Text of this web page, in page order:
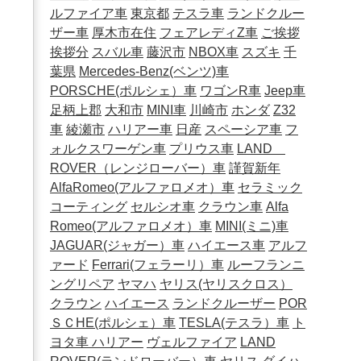
ルファイア車 東京都 テスラ車 ランドクルー
ザー車 厚木市在住 フェアレディZ車 ご挨拶
挨拶分 スバル車 藤沢市 NBOX車 スズキ 千
葉県 Mercedes-Benz(ベンツ)車
PORSCHE(ポルシェ）車 ワゴンR車 Jeep車
足柄上郡 大和市 MINI車 川崎市 ホンダ Z32
車 綾瀬市 ハリアー車 日産 スペーシア車 フ
ォルクスワーゲン車 プリウス車 LAND
ROVER（レンジローバー）車 謹賀新年
AlfaRomeo(アルファロメオ）車 セラミック
コーティング セルシオ車 クラウン車 Alfa
Romeo(アルファロメオ）車 MINI(ミニ)車
JAGUAR(ジャガー）車 ハイエース車 アルフ
ァード Ferrari(フェラーリ）車 ルーフランニ
ングリペア ヤマハ ヤリス(ヤリスクロス）
クラウン ハイエース ランドクルーザー POR
ＳＣHE(ポルシェ）車 TESLA(テスラ）車 ト
ヨタ車 ハリアー ヴェルファイア LAND